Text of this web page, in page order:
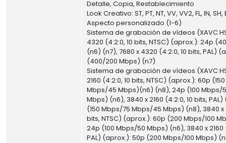
Detalle, Copia, Restablecimiento
Look Creativo: ST, PT, NT, VV, VV2, FL, IN, SH,
Aspecto personalizado (1-6)
Sistema de grabación de vídeos (XAVC
4320 (4:2:0, 10 bits, NTSC) (aprox.): 24p
(n6) (n7), 7680 x 4320 (4:2:0, 10 bits, PAL)
(400/200 Mbps) (n7)
Sistema de grabación de vídeos (XAVC
2160 (4:2:0, 10 bits, NTSC) (aprox.): 60p
Mbps/45 Mbps)(n6) (n8), 24p (100 Mbps/
Mbps) (n6), 3840 x 2160 (4:2:0, 10 bits,
(150 Mbps/75 Mbps/45 Mbps) (n8), 3840 x
bits, NTSC) (aprox.): 60p (200 Mbps/100
24p (100 Mbps/50 Mbps) (n6), 3840 x 2160
PAL) (aprox.): 50p (200 Mbps/100 Mbps)